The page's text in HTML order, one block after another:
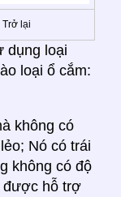
Trở lại
dụng loại
loại ổ cắm:
không có
Nó có trái
không có độ
được hỗ trợ